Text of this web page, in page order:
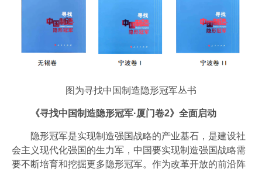
图为寻找中国制造隐形冠军丛书
《寻找中国制造隐形冠军·厦门卷2》全面启动
隐形冠军是实现制造强国战略的产业基石，是建设社
会主义现代化强国的生力军，中国要实现制造强国战略需
要不断培育和挖掘更多隐形冠军。作为改革开放的前沿阵